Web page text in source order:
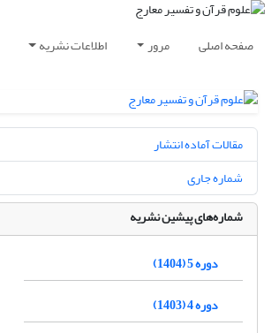
صفحه اصلی مرور اطلاعات نشریه
مقالات آماده انتشار
شماره جاری
شماره‌های پیشین نشریه
دوره 5 (1404)
دوره 4 (1403)